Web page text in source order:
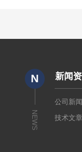
N
NEWS
新闻
公司新
技术文